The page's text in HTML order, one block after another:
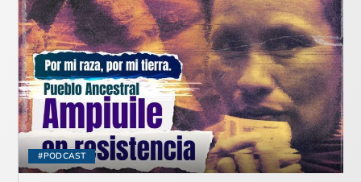
#PODCAST